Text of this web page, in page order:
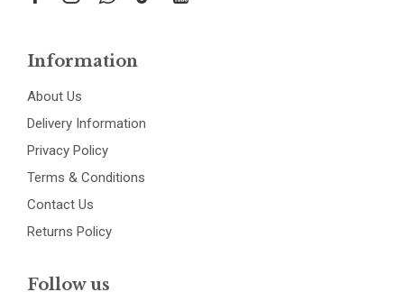
Information
About Us
Delivery Information
Privacy Policy
Terms & Conditions
Contact Us
Returns Policy
Follow us